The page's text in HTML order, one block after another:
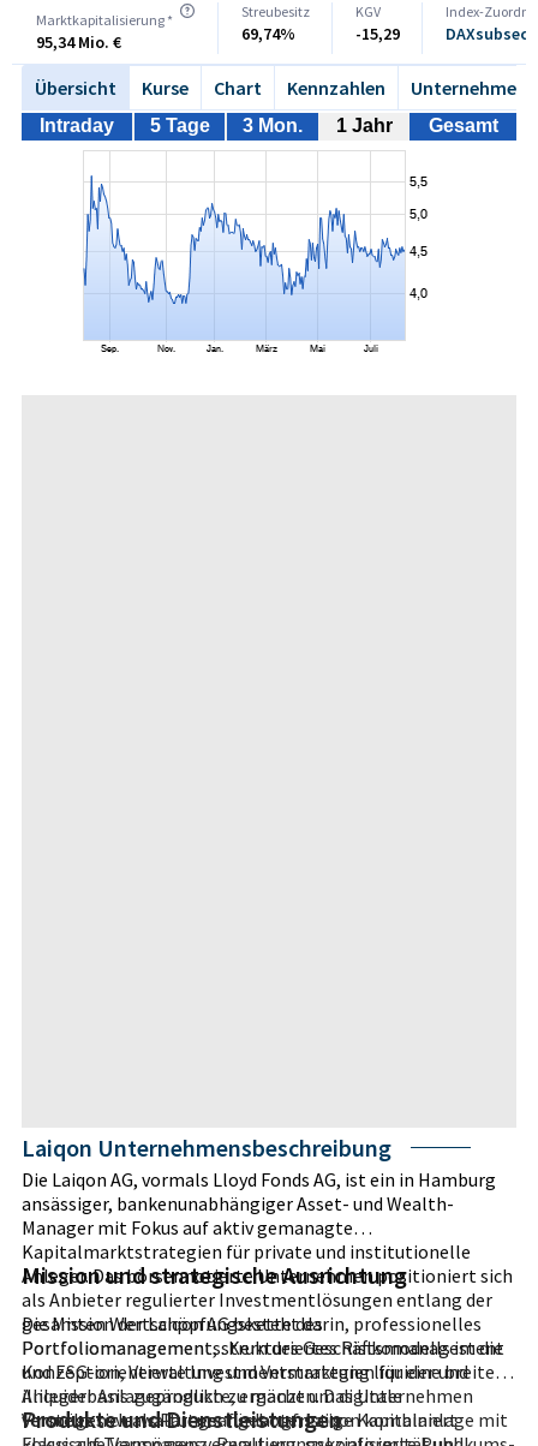
Marktkapitalisierung *
95,34 Mio. €
Streubesitz
69,74%
KGV
-15,29
Index-
Übersicht Kurse Chart Kennzahlen Unternehmen
Intraday 5 Tage 3 Mon. 1 Jahr Gesamt
Laiqon Unternehmensbeschreibung
Die Laiqon AG, vormals Lloyd Fonds AG, ist ein in Hamburg
ansässiger, bankenunabhängiger Asset- und Wealth-
Manager mit Fokus auf aktiv gemanagte
Kapitalmarktstrategien für private und institutionelle
Anleger. Das börsennotierte Unternehmen positioniert sich
als Anbieter regulierter Investmentlösungen entlang der
gesamten Wertschöpfungskette des
Portfoliomanagements. Kern des Geschäftsmodells ist die
Konzeption, Verwaltung und Vermarktung liquider und
illiquider Anlageprodukte, ergänzt um digitale
Vermögensverwaltungsangebote. Laiqon kombiniert
Mission und strategische Ausrichtung
Die Mission der Laiqon AG besteht darin, professionelles
Portfoliomanagement, strukturiertes Risikomanagement
und ESG-orientierte Investmentstrategien für eine breitere
Anlegerbasis zugänglich zu machen. Das Unternehmen
versteht sich als Partner für langfristige Kapitalanlage mit
Produkte und Dienstleistungen